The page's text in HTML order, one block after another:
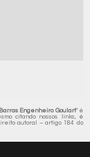
Engenheiro Goulart" é
citando nossos links, é
autoral – artigo 184 do